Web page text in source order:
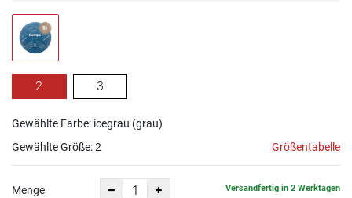
2 3
Gewählte Farbe: icegrau (grau)
Gewählte Größe:2 Größentabelle
Menge Versandfertig in 2 Werktagen